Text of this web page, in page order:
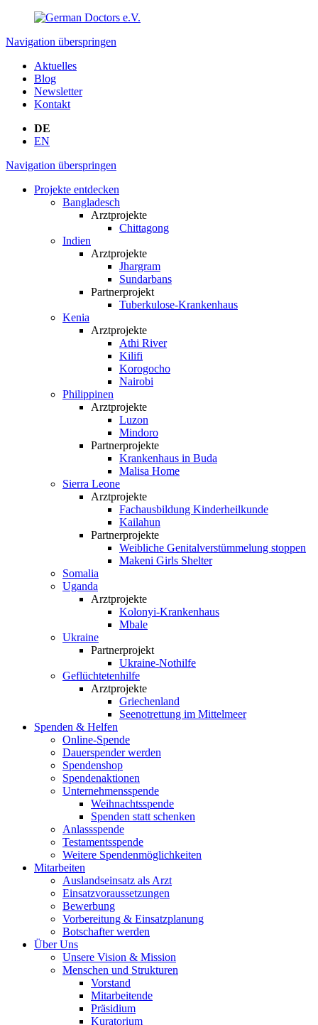
Navigation überspringen
Aktuelles
Blog
Newsletter
Kontakt
DE
EN
Navigation überspringen
Projekte entdecken
Bangladesch
Arztprojekte
Chittagong
Indien
Arztprojekte
Jhargram
Sundarbans
Partnerprojekt
Tuberkulose-Krankenhaus
Kenia
Arztprojekte
Athi River
Kilifi
Korogocho
Nairobi
Philippinen
Arztprojekte
Luzon
Mindoro
Partnerprojekte
Krankenhaus in Buda
Malisa Home
Sierra Leone
Arztprojekte
Fachausbildung Kinderheilkunde
Kailahun
Partnerprojekte
Weibliche Genital­verstümmelung stoppen
Makeni Girls Shelter
Somalia
Uganda
Arztprojekte
Kolonyi-Krankenhaus
Mbale
Ukraine
Partnerprojekt
Ukraine-Nothilfe
Geflüchtetenhilfe
Arztprojekte
Griechenland
Seenotrettung im Mittelmeer
Spenden & Helfen
Online-Spende
Dauerspender werden
Spendenshop
Spendenaktionen
Unternehmens­spende
Weihnachtsspende
Spenden statt schenken
Anlassspende
Testamentsspende
Weitere Spenden­möglichkeiten
Mitarbeiten
Auslandseinsatz als Arzt
Einsatzvoraussetzungen
Bewerbung
Vorbereitung & Einsatzplanung
Botschafter werden
Über Uns
Unsere Vision & Mission
Menschen und Strukturen
Vorstand
Mitarbeitende
Präsidium
Kuratorium